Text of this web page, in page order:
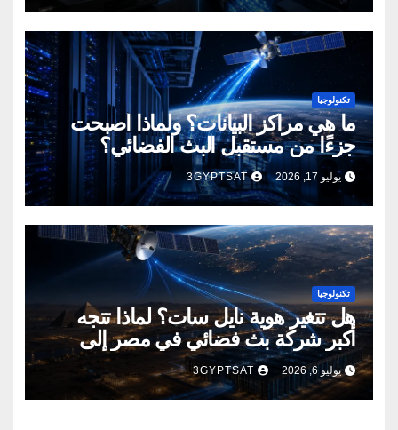
تكنولوجيا
ما هي مراكز البيانات؟ ولماذا أصبحت
جزءًا من مستقبل البث الفضائي؟
يوليو 17, 2026 3GYPTSAT
تكنولوجيا
هل تتغير هوية نايل سات؟ لماذا تتجه
أكبر شركة بث فضائي في مصر إلى
إنشاء مراكز بيانات؟
يوليو 6, 2026 3GYPTSAT